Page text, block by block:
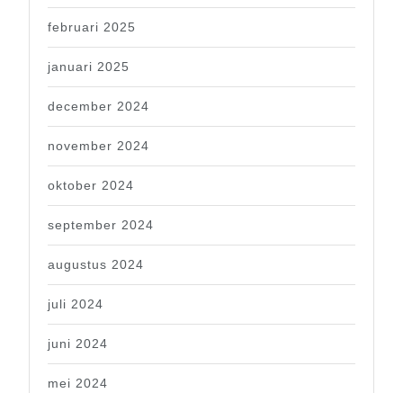
februari 2025
januari 2025
december 2024
november 2024
oktober 2024
september 2024
augustus 2024
juli 2024
juni 2024
mei 2024